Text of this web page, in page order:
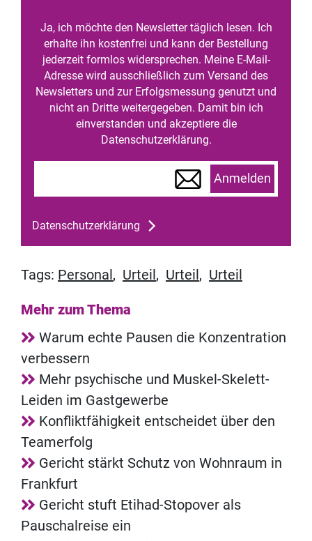
Ja, ich möchte den Newsletter täglich lesen. Ich
erhalte ihn kostenfrei und kann der Bestellung
jederzeit formlos widersprechen. Meine E-Mail-
Adresse wird ausschließlich zum Versand des
Newsletters und zur Erfolgsmessung genutzt und
nicht an Dritte weitergegeben. Damit bin ich
einverstanden und akzeptiere die
Datenschutzerklärung.
Anmelden
Datenschutzerklärung
Tags: Personal, Urteil, Urteil, Urteil
Mehr zum Thema
Warum echte Pausen die Konzentration
verbessern
Mehr psychische und Muskel-Skelett-
Leiden im Gastgewerbe
Konfliktfähigkeit entscheidet über den
Teamerfolg
Gericht stärkt Schutz von Wohnraum in
Frankfurt
Gericht stuft Etihad-Stopover als
Pauschalreise ein